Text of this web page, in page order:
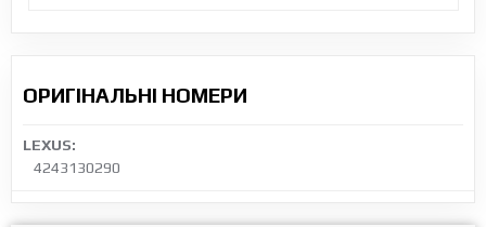
ОРИГІНАЛЬНІ НОМЕРИ
LEXUS:
4243130290